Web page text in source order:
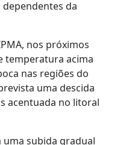
da
nos próximos
temperatura acima
nas regiões do
uma descida
acentuada no litoral
uma subida gradual